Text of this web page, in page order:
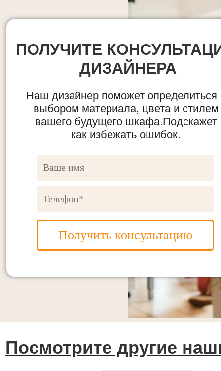
Получить консультацию
ПОЛУЧИТЕ
ДИЗАЙНЕРА
Наш дизайнер поможет определиться
выбором материала, цвета и стилем
вашего будущего шкафа.Подскажет
как избежать ошибок.
Посмотрите другие